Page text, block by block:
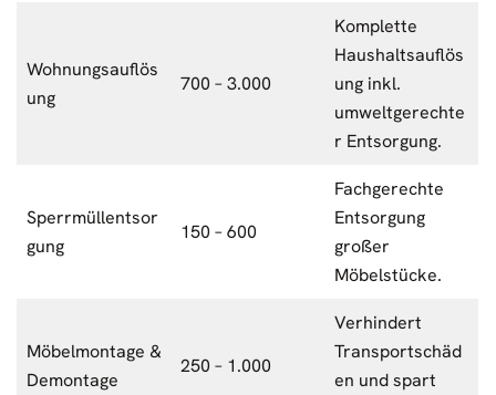
Wohnungsauflös
ung
700 – 3.000
Komplette
Haushaltsauflös
ung inkl.
umweltgerechte
r Entsorgung.
Sperrmüllentsor
gung
150 – 600
Fachgerechte
Entsorgung
großer
Möbelstücke.
Möbelmontage &
Demontage
250 – 1.000
Verhindert
Transportschäd
en und spart